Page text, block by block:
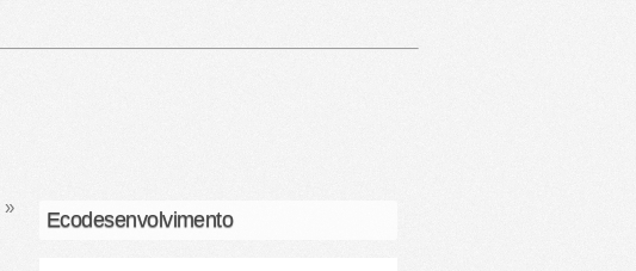
»
Ecodesenvolvimento